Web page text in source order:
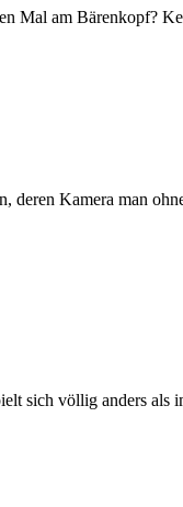
Mal am Bärenkopf?
Kamera man
sich völlig anders als